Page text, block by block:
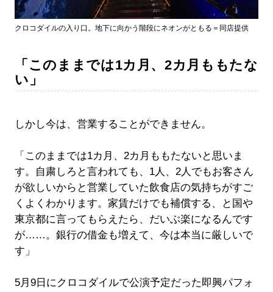
クロコダイルの入り口。地下に向かう階段にネオンがともる＝同店提供
「このままでは1カ月、2カ月ももたな
い」
しかし今は、営業することができません。
「このままでは1カ月、2カ月ももたないと思いま
す。自粛しろと言われても、1人、2人でもお客さん
が欲しいからと営業していた飲食店の気持ちがすご
くよくわかります。家賃だけでも補償する、と国や
東京都に言ってもらえたら、だいぶ楽になるんです
が……。銀行の借金も増えて、今は本当に厳しいで
す」
5月9日にクロコダイルで公演予定だった即興パフォ